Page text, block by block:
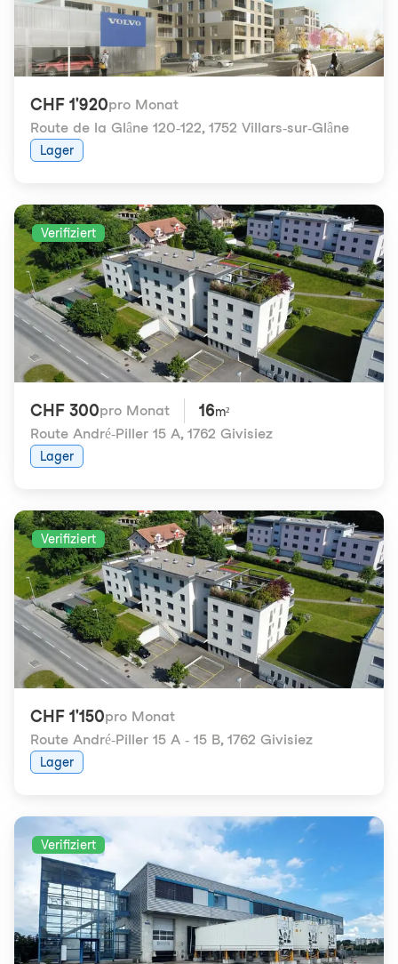
CHF 1'920pro Monat
Route de la Glâne 120-122, 1752 Villars-sur-Glâne
Lager
Verifiziert
CHF 300pro Monat 16m²
Route André-Piller 15 A, 1762 Givisiez
Lager
Verifiziert
CHF 1'150pro Monat
Route André-Piller 15 A - 15 B, 1762 Givisiez
Lager
Verifiziert